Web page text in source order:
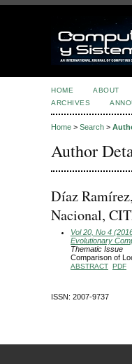
HOME ABOUT
ARCHIVES
Home > Search >
Author
Díaz
Nacional,
Vol 20, No 4
Evolutionary
Thematic Issue
Comparison of
ABSTRACT PDF
ISSN: 2007-9737